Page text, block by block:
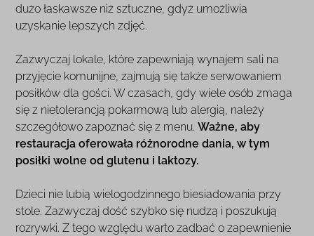
dużo łaskawsze niż sztuczne, gdyż umożliwia
uzyskanie lepszych zdjęć.
Zazwyczaj lokale, które zapewniają wynajem sali na
przyjęcie komunijne, zajmują się także serwowaniem
posiłków dla gości. W czasach, gdy wiele osób zmaga
się z nietolerancją pokarmową lub alergią, należy
szczegółowo zapoznać się z menu.Ważne, aby
restauracja oferowała różnorodne dania, w tym
posiłki wolne od glutenu i laktozy.
Dzieci nie lubią wielogodzinnego biesiadowania przy
stole. Zazwyczaj dość szybko się nudzą i poszukują
rozrywki. Z tego względu warto zadbać o zapewnienie